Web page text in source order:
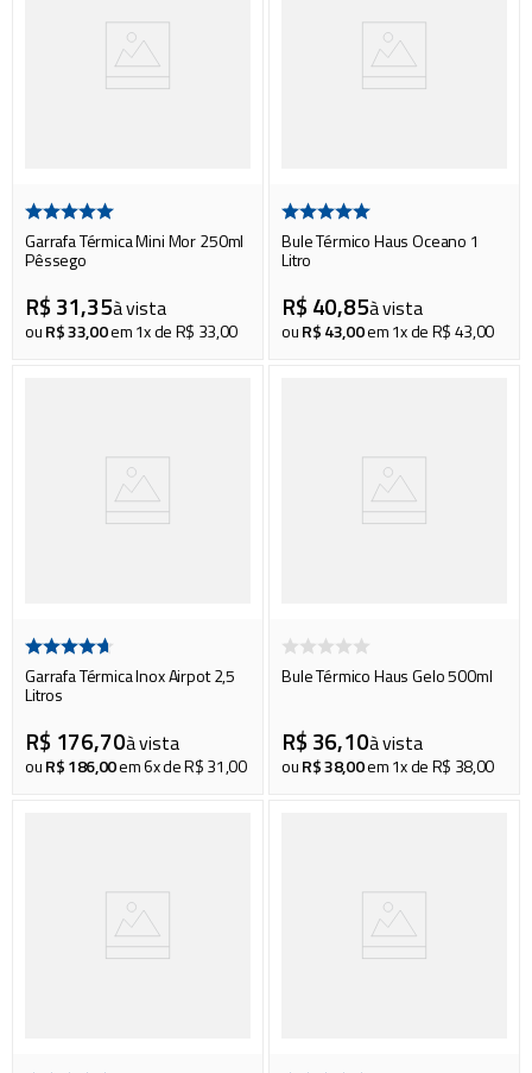
Garrafa Térmica Mini Mor 250ml
Pêssego
R$ 31,35à vista
ouR$33,00em1x deR$ 33,00
Bule Térmico Haus Oceano 1
Litro
R$ 40,85à vista
ouR$43,00em1x deR$43,00
Garrafa Térmica Inox Airpot 2,5
Litros
R$ 176,70à vista
ouR$186,00em6x deR$31,00
Bule Térmico Haus Gelo 500ml
R$ 36,10à vista
ouR$38,00em1x deR$ 38,00